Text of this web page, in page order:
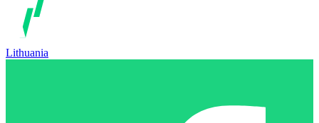
Lithuania